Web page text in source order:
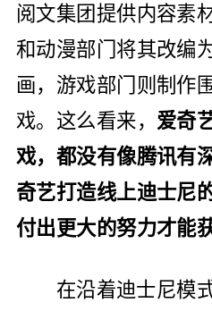
阅文集团提供内容素
和动漫部门将其改编
画，游戏部门则制作
戏。这么看来， 爱奇
戏，都没有像腾讯有
奇艺打造线上迪士尼
付出更大的努力才能
在沿着迪士尼模